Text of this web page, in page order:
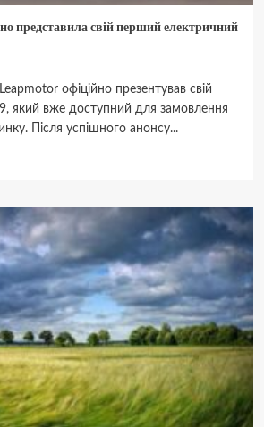
представила свій перший електричний
офіційно презентував свій
який вже доступний для замовлення
Після успішного анонсу...